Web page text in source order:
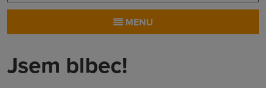
MENU
Jsem blbec!